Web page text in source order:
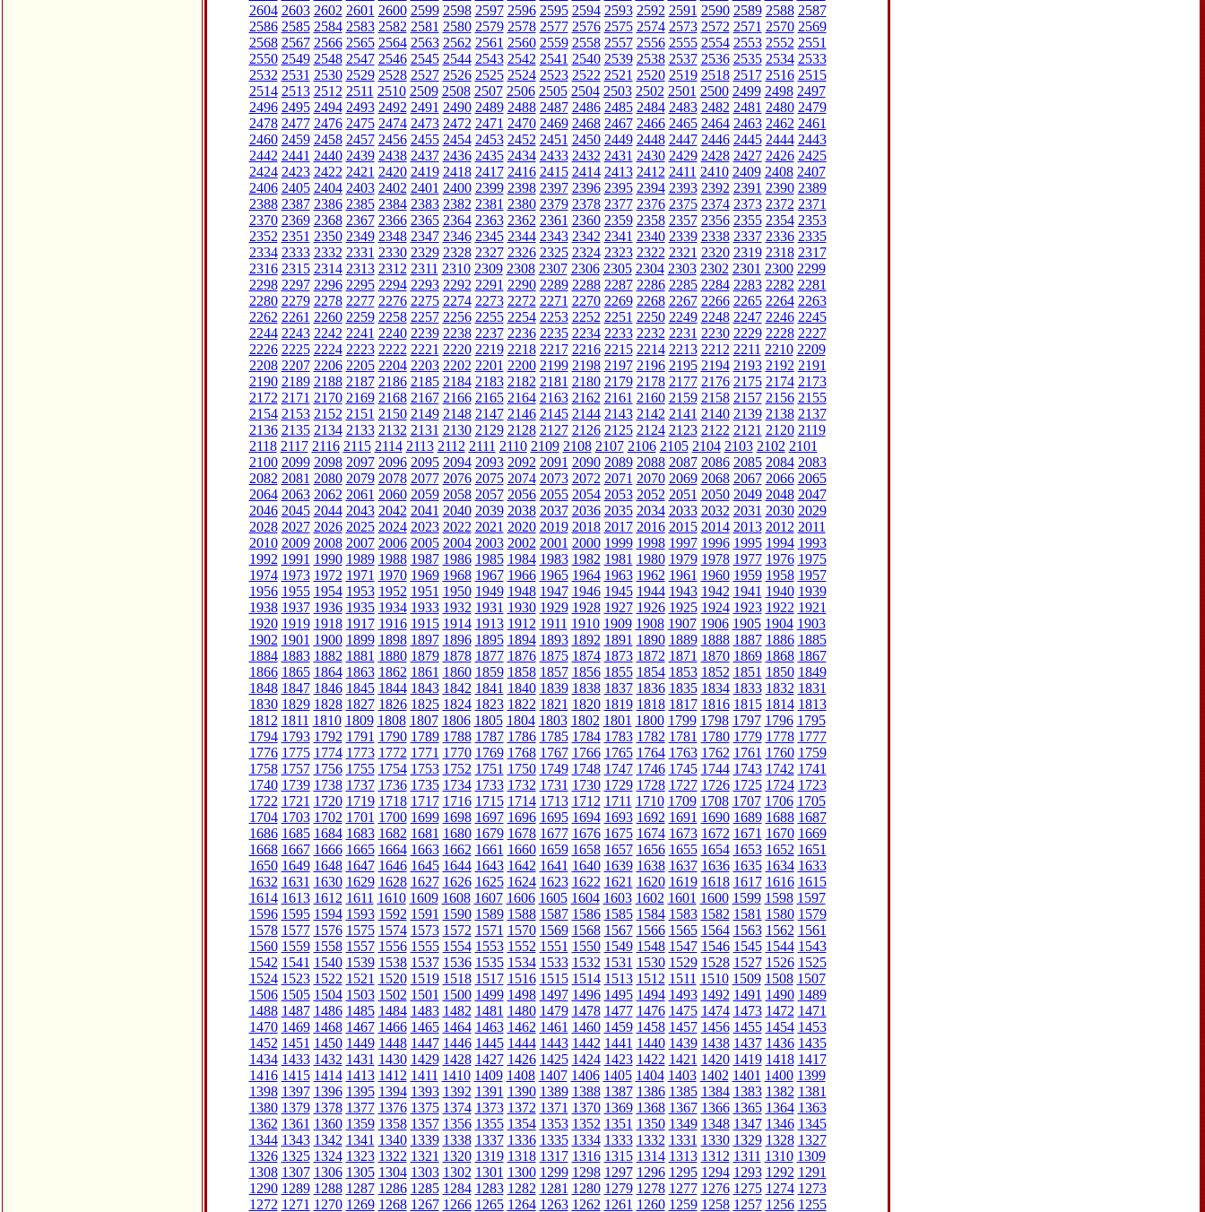
2604 2603 2602 2601 2600 2599 2598 2597 2596 2595 2594 2593 2592 2591 2590 2589 2588 2587
2586 2585 2584 2583 2582 2581 2580 2579 2578 2577 2576 2575 2574 2573 2572 2571 2570 2569
2568 2567 2566 2565 2564 2563 2562 2561 2560 2559 2558 2557 2556 2555 2554 2553 2552 2551
2550 2549 2548 2547 2546 2545 2544 2543 2542 2541 2540 2539 2538 2537 2536 2535 2534 2533
2532 2531 2530 2529 2528 2527 2526 2525 2524 2523 2522 2521 2520 2519 2518 2517 2516 2515
2514 2513 2512 2511 2510 2509 2508 2507 2506 2505 2504 2503 2502 2501 2500 2499 2498 2497
2496 2495 2494 2493 2492 2491 2490 2489 2488 2487 2486 2485 2484 2483 2482 2481 2480 2479
2478 2477 2476 2475 2474 2473 2472 2471 2470 2469 2468 2467 2466 2465 2464 2463 2462 2461
2460 2459 2458 2457 2456 2455 2454 2453 2452 2451 2450 2449 2448 2447 2446 2445 2444 2443
2442 2441 2440 2439 2438 2437 2436 2435 2434 2433 2432 2431 2430 2429 2428 2427 2426 2425
2424 2423 2422 2421 2420 2419 2418 2417 2416 2415 2414 2413 2412 2411 2410 2409 2408 2407
2406 2405 2404 2403 2402 2401 2400 2399 2398 2397 2396 2395 2394 2393 2392 2391 2390 2389
2388 2387 2386 2385 2384 2383 2382 2381 2380 2379 2378 2377 2376 2375 2374 2373 2372 2371
2370 2369 2368 2367 2366 2365 2364 2363 2362 2361 2360 2359 2358 2357 2356 2355 2354 2353
2352 2351 2350 2349 2348 2347 2346 2345 2344 2343 2342 2341 2340 2339 2338 2337 2336 2335
2334 2333 2332 2331 2330 2329 2328 2327 2326 2325 2324 2323 2322 2321 2320 2319 2318 2317
2316 2315 2314 2313 2312 2311 2310 2309 2308 2307 2306 2305 2304 2303 2302 2301 2300 2299
2298 2297 2296 2295 2294 2293 2292 2291 2290 2289 2288 2287 2286 2285 2284 2283 2282 2281
2280 2279 2278 2277 2276 2275 2274 2273 2272 2271 2270 2269 2268 2267 2266 2265 2264 2263
2262 2261 2260 2259 2258 2257 2256 2255 2254 2253 2252 2251 2250 2249 2248 2247 2246 2245
2244 2243 2242 2241 2240 2239 2238 2237 2236 2235 2234 2233 2232 2231 2230 2229 2228 2227
2226 2225 2224 2223 2222 2221 2220 2219 2218 2217 2216 2215 2214 2213 2212 2211 2210 2209
2208 2207 2206 2205 2204 2203 2202 2201 2200 2199 2198 2197 2196 2195 2194 2193 2192 2191
2190 2189 2188 2187 2186 2185 2184 2183 2182 2181 2180 2179 2178 2177 2176 2175 2174 2173
2172 2171 2170 2169 2168 2167 2166 2165 2164 2163 2162 2161 2160 2159 2158 2157 2156 2155
2154 2153 2152 2151 2150 2149 2148 2147 2146 2145 2144 2143 2142 2141 2140 2139 2138 2137
2136 2135 2134 2133 2132 2131 2130 2129 2128 2127 2126 2125 2124 2123 2122 2121 2120 2119
2118 2117 2116 2115 2114 2113 2112 2111 2110 2109 2108 2107 2106 2105 2104 2103 2102 2101
2100 2099 2098 2097 2096 2095 2094 2093 2092 2091 2090 2089 2088 2087 2086 2085 2084 2083
2082 2081 2080 2079 2078 2077 2076 2075 2074 2073 2072 2071 2070 2069 2068 2067 2066 2065
2064 2063 2062 2061 2060 2059 2058 2057 2056 2055 2054 2053 2052 2051 2050 2049 2048 2047
2046 2045 2044 2043 2042 2041 2040 2039 2038 2037 2036 2035 2034 2033 2032 2031 2030 2029
2028 2027 2026 2025 2024 2023 2022 2021 2020 2019 2018 2017 2016 2015 2014 2013 2012 2011
2010 2009 2008 2007 2006 2005 2004 2003 2002 2001 2000 1999 1998 1997 1996 1995 1994 1993
1992 1991 1990 1989 1988 1987 1986 1985 1984 1983 1982 1981 1980 1979 1978 1977 1976 1975
1974 1973 1972 1971 1970 1969 1968 1967 1966 1965 1964 1963 1962 1961 1960 1959 1958 1957
1956 1955 1954 1953 1952 1951 1950 1949 1948 1947 1946 1945 1944 1943 1942 1941 1940 1939
1938 1937 1936 1935 1934 1933 1932 1931 1930 1929 1928 1927 1926 1925 1924 1923 1922 1921
1920 1919 1918 1917 1916 1915 1914 1913 1912 1911 1910 1909 1908 1907 1906 1905 1904 1903
1902 1901 1900 1899 1898 1897 1896 1895 1894 1893 1892 1891 1890 1889 1888 1887 1886 1885
1884 1883 1882 1881 1880 1879 1878 1877 1876 1875 1874 1873 1872 1871 1870 1869 1868 1867
1866 1865 1864 1863 1862 1861 1860 1859 1858 1857 1856 1855 1854 1853 1852 1851 1850 1849
1848 1847 1846 1845 1844 1843 1842 1841 1840 1839 1838 1837 1836 1835 1834 1833 1832 1831
1830 1829 1828 1827 1826 1825 1824 1823 1822 1821 1820 1819 1818 1817 1816 1815 1814 1813
1812 1811 1810 1809 1808 1807 1806 1805 1804 1803 1802 1801 1800 1799 1798 1797 1796 1795
1794 1793 1792 1791 1790 1789 1788 1787 1786 1785 1784 1783 1782 1781 1780 1779 1778 1777
1776 1775 1774 1773 1772 1771 1770 1769 1768 1767 1766 1765 1764 1763 1762 1761 1760 1759
1758 1757 1756 1755 1754 1753 1752 1751 1750 1749 1748 1747 1746 1745 1744 1743 1742 1741
1740 1739 1738 1737 1736 1735 1734 1733 1732 1731 1730 1729 1728 1727 1726 1725 1724 1723
1722 1721 1720 1719 1718 1717 1716 1715 1714 1713 1712 1711 1710 1709 1708 1707 1706 1705
1704 1703 1702 1701 1700 1699 1698 1697 1696 1695 1694 1693 1692 1691 1690 1689 1688 1687
1686 1685 1684 1683 1682 1681 1680 1679 1678 1677 1676 1675 1674 1673 1672 1671 1670 1669
1668 1667 1666 1665 1664 1663 1662 1661 1660 1659 1658 1657 1656 1655 1654 1653 1652 1651
1650 1649 1648 1647 1646 1645 1644 1643 1642 1641 1640 1639 1638 1637 1636 1635 1634 1633
1632 1631 1630 1629 1628 1627 1626 1625 1624 1623 1622 1621 1620 1619 1618 1617 1616 1615
1614 1613 1612 1611 1610 1609 1608 1607 1606 1605 1604 1603 1602 1601 1600 1599 1598 1597
1596 1595 1594 1593 1592 1591 1590 1589 1588 1587 1586 1585 1584 1583 1582 1581 1580 1579
1578 1577 1576 1575 1574 1573 1572 1571 1570 1569 1568 1567 1566 1565 1564 1563 1562 1561
1560 1559 1558 1557 1556 1555 1554 1553 1552 1551 1550 1549 1548 1547 1546 1545 1544 1543
1542 1541 1540 1539 1538 1537 1536 1535 1534 1533 1532 1531 1530 1529 1528 1527 1526 1525
1524 1523 1522 1521 1520 1519 1518 1517 1516 1515 1514 1513 1512 1511 1510 1509 1508 1507
1506 1505 1504 1503 1502 1501 1500 1499 1498 1497 1496 1495 1494 1493 1492 1491 1490 1489
1488 1487 1486 1485 1484 1483 1482 1481 1480 1479 1478 1477 1476 1475 1474 1473 1472 1471
1470 1469 1468 1467 1466 1465 1464 1463 1462 1461 1460 1459 1458 1457 1456 1455 1454 1453
1452 1451 1450 1449 1448 1447 1446 1445 1444 1443 1442 1441 1440 1439 1438 1437 1436 1435
1434 1433 1432 1431 1430 1429 1428 1427 1426 1425 1424 1423 1422 1421 1420 1419 1418 1417
1416 1415 1414 1413 1412 1411 1410 1409 1408 1407 1406 1405 1404 1403 1402 1401 1400 1399
1398 1397 1396 1395 1394 1393 1392 1391 1390 1389 1388 1387 1386 1385 1384 1383 1382 1381
1380 1379 1378 1377 1376 1375 1374 1373 1372 1371 1370 1369 1368 1367 1366 1365 1364 1363
1362 1361 1360 1359 1358 1357 1356 1355 1354 1353 1352 1351 1350 1349 1348 1347 1346 1345
1344 1343 1342 1341 1340 1339 1338 1337 1336 1335 1334 1333 1332 1331 1330 1329 1328 1327
1326 1325 1324 1323 1322 1321 1320 1319 1318 1317 1316 1315 1314 1313 1312 1311 1310 1309
1308 1307 1306 1305 1304 1303 1302 1301 1300 1299 1298 1297 1296 1295 1294 1293 1292 1291
1290 1289 1288 1287 1286 1285 1284 1283 1282 1281 1280 1279 1278 1277 1276 1275 1274 1273
1272 1271 1270 1269 1268 1267 1266 1265 1264 1263 1262 1261 1260 1259 1258 1257 1256 1255